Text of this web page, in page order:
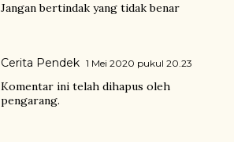
Jangan bertindak yang tidak benar
Cerita Pendek 1 Mei 2020 pukul 20.23
Komentar ini telah dihapus oleh
pengarang.